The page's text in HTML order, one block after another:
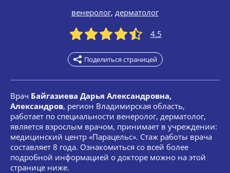
венеролог, дерматолог
4.5
Поделиться страницей
Врач Байгазиева Дарья Александровна,
Александров, регион Владимирская область,
работает по специальности венеролог, дерматолог,
является взрослым врачом, принимает в учреждении:
медицинский центр «Парацельс». Стаж работы врача
составляет 8 года. Ознакомиться со всей более
подробной информацией о докторе можно на этой
странице ниже.